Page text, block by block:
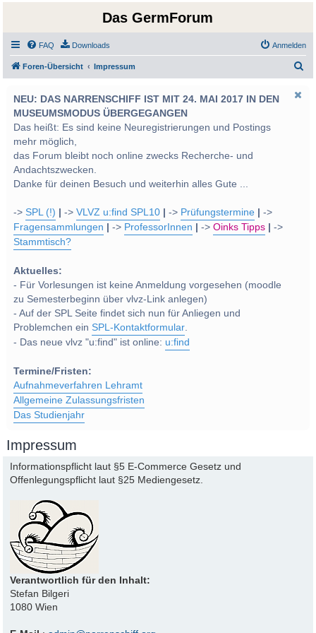
Das GermForum
FAQ Downloads Anmelden
Foren-Übersicht Impressum
NEU: DAS NARRENSCHIFF IST MIT 24. MAI 2017 IN DEN
MUSEUMSMODUS ÜBERGEGANGEN
Das heißt: Es sind keine Neuregistrierungen und Postings
mehr möglich,
das Forum bleibt noch online zwecks Recherche- und
Andachtszwecken.
Danke für deinen Besuch und weiterhin alles Gute ...
->SPL (!) ->VLVZ u:find SPL10 -> Prüfungstermine
->
Fragensammlungen
-> ProfessorInnen ->Oinks Tipps
->
Stammtisch?
Aktuelles:
- Für Vorlesungen ist keine Anmeldung vorgesehen (moodle
zu Semesterbeginn über vlvz-Link anlegen)
- Auf der SPL Seite findet sich nun für Anliegen und
Problemchen einSPL-Kontaktformular.
- Das neue vlvz "u:find" ist online: u:find
Termine/Fristen:
Aufnahmeverfahren Lehramt
Allgemeine Zulassungsfristen
Das Studienjahr
Impressum
Informationspflicht laut §5 E-Commerce Gesetz und
Offenlegungspflicht laut §25 Mediengesetz.
Verantwortlich für den Inhalt:
Stefan Bilgeri
1080 Wien